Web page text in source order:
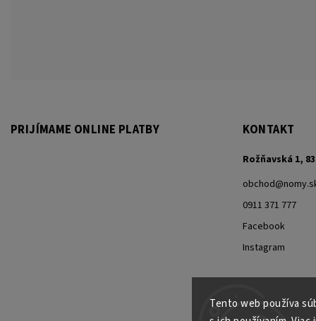
Tento web používa
PRIJÍMAME ONLINE PLATBY KONTAKT
Rožňavská 1,
obchod@
0911 371 777
Facebook
Instagram